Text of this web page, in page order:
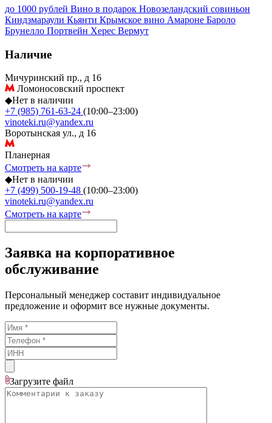
до 1000 рублей Вино в подарок Новозеландский совиньон
Киндзмараули Кьянти Крымское вино Амароне Бароло
Брунелло Портвейн Херес Вермут
Наличие
Мичуринский пр., д 16
Ломоносовский проспект
◆Нет в наличии
+7 (985) 761-63-24 (10:00–23:00)
vinoteki.ru@yandex.ru
Воротынская ул., д 16
Планерная
Смотреть на карте
◆Нет в наличии
+7 (499) 500-19-48 (10:00–23:00)
vinoteki.ru@yandex.ru
Смотреть на карте
Заявка на корпоративное
обслуживание
Персональный менеджер составит индивидуальное
предложение и оформит все нужные документы.
Загрузите файл